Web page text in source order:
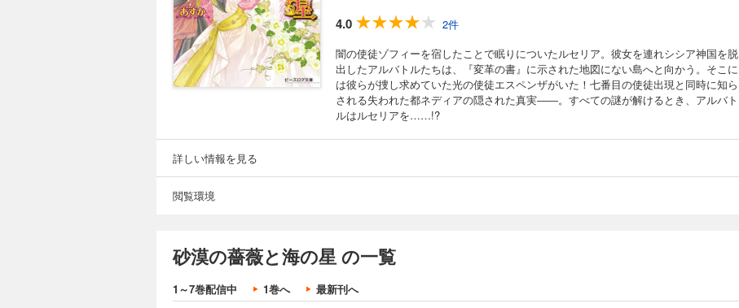
4.0
2件
闇の使徒ゾフィーを宿したことで眠りについたルセリア。彼女を連れシシア神国を脱
出したアルバトルたちは、『変革の書』に示された地図にない島へと向かう。そこに
は彼らが捜し求めていた光の使徒エスペンザがいた！七番目の使徒出現と同時に知ら
される失われた都ネディアの隠された真実――。すべての謎が解けるとき、アルバト
ルはルセリアを……!?
詳しい情報を見る
閲覧環境
砂漠の薔薇と海の星 の一覧
1～7巻配信中 1巻へ 最新刊へ